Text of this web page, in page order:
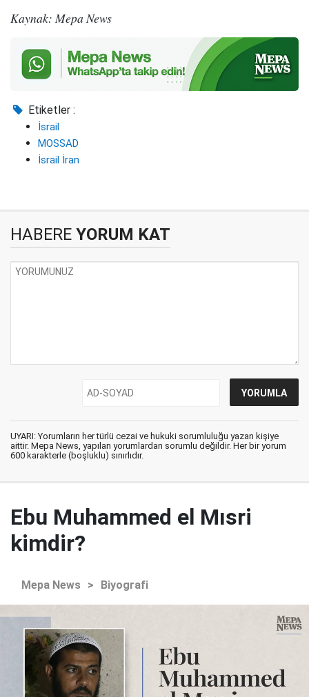
Kaynak: Mepa News
Etiketler :
İsrail
MOSSAD
İsrail İran
HABERE YORUM KAT
UYARI: Yorumların her türlü cezai ve hukuki sorumluluğu yazan kişiye
aittir. Mepa News, yapılan yorumlardan sorumlu değildir. Her bir yorum
600 karakterle (boşluklu) sınırlıdır.
Ebu Muhammed el Mısri
kimdir?
Mepa News > Biyografi